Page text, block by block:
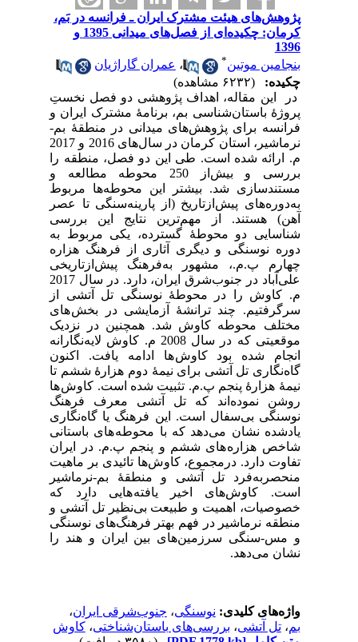
پژوهش‌های هیئت مشترک ایران ـ فرانسه در بَم،
کرمان: چکیده‌ای از فصل‌های میدانی 1395 و
1396
بنجامین موتین
،عمران گاراژیان
چکیده:
در این مقاله، اهداف پژوهشی دو فصل نخستِ
پروژۀ باستان‌شناسی بم، برنامۀ مشترک ایران و
فرانسه برای پژوهش‌های میدانی در منطقۀ بم-
نرماشیر، استان کرمان در سال‌های 2016 و 2017
م. ارائه شده است. طی این دو فصل، منطقه را
بررسی و بیش‌از 250 محوطه مطالعه و
مستندسازی شد. بیشتر این محوطه‌ها مربوط
به‌دوره‌های پیش‌ازتاریخ (از پارینه‌سنگی تا عصر
آهن) هستند. از مهم‌ترین نتایج این بررسی
شناسایی دو محوطۀ گسترده، یکی مربوط به
دوره نوسنگی و دیگری آثاری از فرهنگ هزاره
چهارم پ.م.، مشهور به‌فرهنگ پیش‌ازتاریخی
علی‌آباد در جنوب‌شرق ایران، دارد. در سال 2017
م. کاوش را در محوطۀ نوسنگی تل آتشی از
سرگرفتیم. چند ترانشۀ آزمایشی در بخش های
مختلف محوطه کاوش شد. همچنین در نزدیک
موقعیتی که در سال 2008 م. کاوش لایه‌نگارانه
انجام شده بود کاوش ها ادامه یافت. اکنون
گاه‌نگاری تل آتشی برای نیمۀ دوم هزارۀ ششم تا
نیمۀ هزارۀ پنجم پ.م. تثبیت شده است. کاوش ها
روشن نموده‌اند که تل آتشی معرف فرهنگ
نوسنگی بی‌سفال است. این فرهنگ یا گاه‌نگاری
یادشده نشان می‌دهد که با محوطه های باستانی
شاخص هزاره های ششم و پنجم پ.م. در ایران
تفاوت دارد. درمجموع، کاوش‌ها تائیدی بر ماهیت
منحصربه‌فرد تل آتشی و منطقۀ بم-نرماشیر
است. کاوش‌های اخیر یافته هایی دارد که
خصوصیات، اهمیت و طبیعت بی‌نظیر تل آتشی و
منطقه نرماشیر در فهم بهتر فرهنگ‌های نوسنگی
و مس-سنگی سرزمین‌های بین ایران و هند را
نشان می‌دهد.
واژه‌های کلیدی:نوسنگی،جنوب‌شرقی ایران،
بم،تل آتشی،بررسی‌های باستان‌شناختی،کاوش